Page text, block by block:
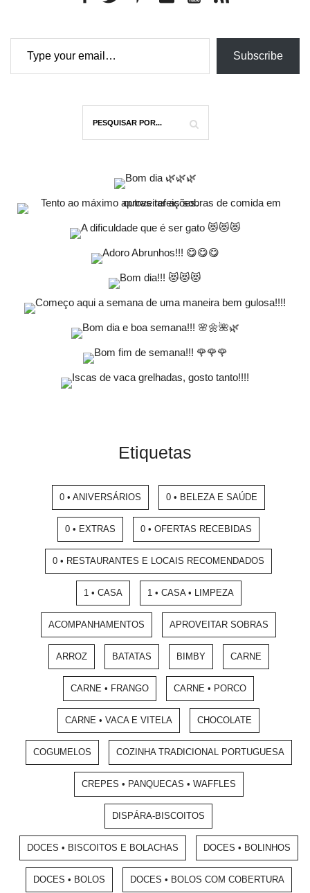
Type your email…
Subscribe
Etiquetas
0 • ANIVERSÁRIOS 0 • BELEZA E SAÚDE
0 • EXTRAS 0 • OFERTAS RECEBIDAS
0 • RESTAURANTES E LOCAIS RECOMENDADOS
1 • CASA 1 • CASA • LIMPEZA
ACOMPANHAMENTOS APROVEITAR SOBRAS
ARROZ BATATAS BIMBY CARNE
CARNE • FRANGO CARNE • PORCO
CARNE • VACA E VITELA CHOCOLATE
COGUMELOS COZINHA TRADICIONAL PORTUGUESA
CREPES • PANQUECAS • WAFFLES
DISPÁRA-BISCOITOS
DOCES • BISCOITOS E BOLACHAS DOCES • BOLINHOS
DOCES • BOLOS DOCES • BOLOS COM COBERTURA